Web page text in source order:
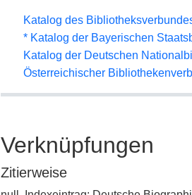
Katalog des
* Katalog der Bayerischen
Katalog der Deutschen
Österreichischer
Verknüpfungen
Zitierweise